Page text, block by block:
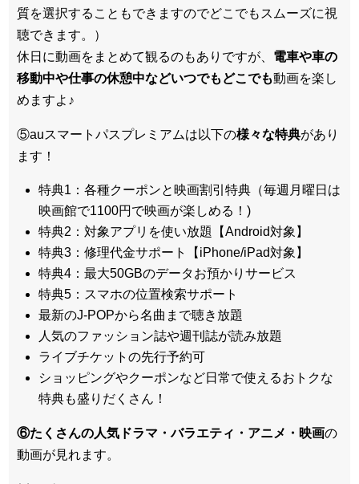
質を選択することもできますのでどこでもスムーズに視
聴できます。）
休日に動画をまとめて観るのもありですが、 電車や車の
移動中や仕事の休憩中などいつでもどこでも動画を楽し
めますよ♪
⑤auスマートパスプレミアムは以下の様々な特典があり
ます！
特典1：各種クーポンと映画割引特典（毎週月曜日は
映画館で1100円で映画が楽しめる！)
特典2：対象アプリを使い放題【Android対象】
特典3：修理代金サポート【iPhone/iPad対象】
特典4：最大50GBのデータお預かりサービス
特典5：スマホの位置検索サポート
最新のJ-POPから名曲まで聴き放題
人気のファッション誌や週刊誌が読み放題
ライブチケットの先行予約可
ショッピングやクーポンなど日常で使えるおトクな
特典も盛りだくさん！
⑥たくさんの人気ドラマ・バラエティ・アニメ・映画の
動画が見れます。